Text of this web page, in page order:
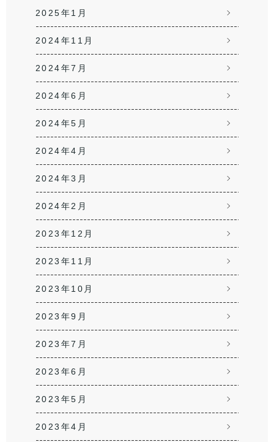
2025年1月
2024年11月
2024年7月
2024年6月
2024年5月
2024年4月
2024年3月
2024年2月
2023年12月
2023年11月
2023年10月
2023年9月
2023年7月
2023年6月
2023年5月
2023年4月